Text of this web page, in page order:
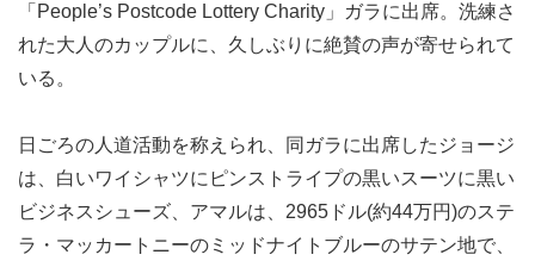
「People’s Postcode Lottery Charity」ガラに出席。洗練さ
れた大人のカップルに、久しぶりに絶賛の声が寄せられて
いる。
日ごろの人道活動を称えられ、同ガラに出席したジョージ
は、白いワイシャツにピンストライプの黒いスーツに黒い
ビジネスシューズ、アマルは、2965ドル(約44万円)のステ
ラ・マッカートニーのミッドナイトブルーのサテン地で、